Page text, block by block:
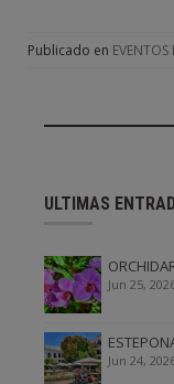
Publicado en
ULTIMAS
Jun 25,
Jun 24,